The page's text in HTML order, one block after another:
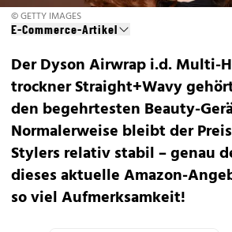
© GETTY IMAGES
E-Commerce-Artikel
Der Dyson Airwrap i.d. Multi-
trockner Straight+Wavy
den begehrtesten Beauty-
Normalerweise bleibt der
Stylers relativ stabil – genau
dieses aktuelle Amazon-
so viel Aufmerksamkeit!